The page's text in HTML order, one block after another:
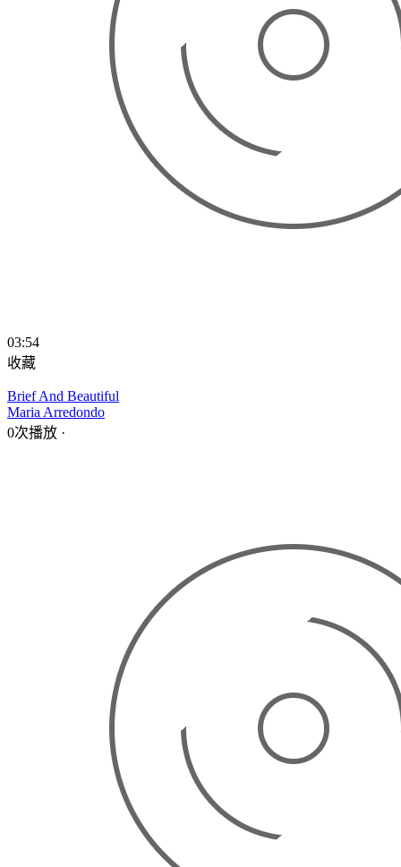
03:54
收藏
Brief And Beautiful
Maria Arredondo
0次播放 ·